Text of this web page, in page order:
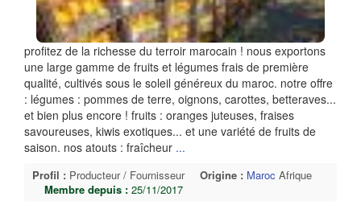
profitez de la richesse du terroir marocain ! nous exportons
une large gamme de fruits et légumes frais de première
qualité, cultivés sous le soleil généreux du maroc. notre offre
: légumes : pommes de terre, oignons, carottes, betteraves...
et bien plus encore ! fruits : oranges juteuses, fraises
savoureuses, kiwis exotiques... et une variété de fruits de
saison. nos atouts : fraîcheur ...
Profil : Producteur / Fournisseur Origine : Maroc Afrique
Membre depuis : 25/11/2017